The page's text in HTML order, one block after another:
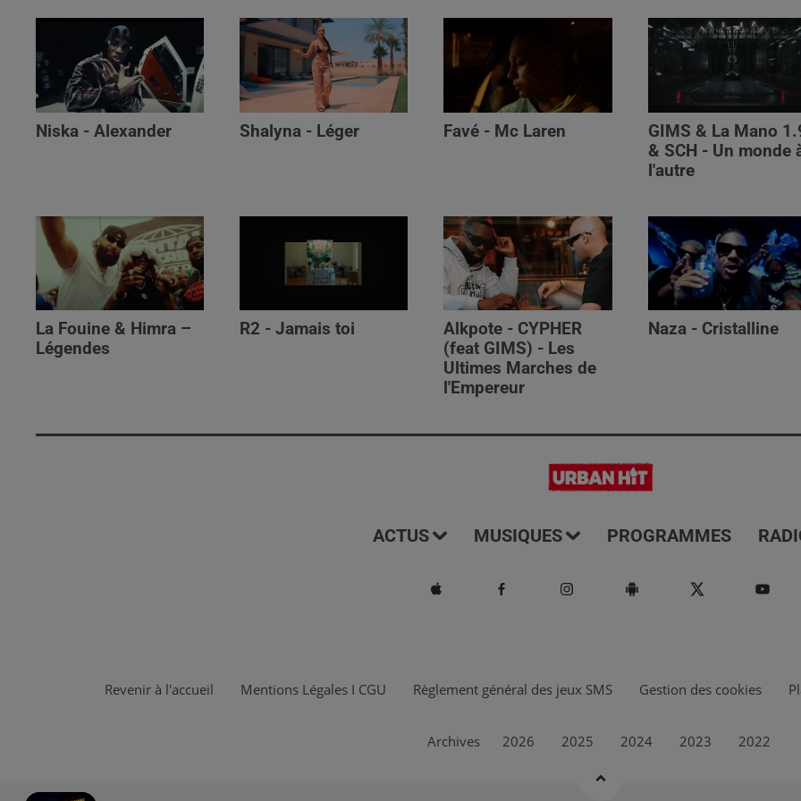
Niska - Alexander Shalyna - Léger Favé - Mc Laren
GIMS & La Mano
& SCH - Un monde
l'autre
La Fouine & Himra –
Légendes
R2 - Jamais toi
Alkpote - CYPHER
(feat GIMS) - Les
Ultimes Marches de
l'Empereur
Naza - Cristalline
ACTUS MUSIQUES PROGRAMMES
Revenir à l'accueil Mentions Légales I CGU Règlement général des jeux SMS Gestion des cookies
Archives 2026 2025 2024 2023 2022